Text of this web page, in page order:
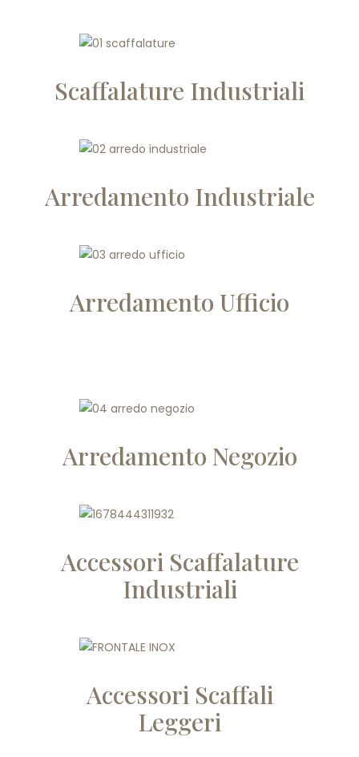
Scaffalature Industriali
Arredamento Industriale
Arredamento Ufficio
Arredamento Negozio
Accessori Scaffalature
Industriali
Accessori Scaffali
Leggeri